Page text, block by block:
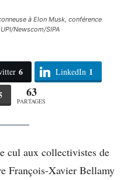
à Elon Musk, conférence
Newscom/SIPA
6 LinkedIn 1
63
PARTAGES
cul aux collectivistes de
François-Xavier Bellamy